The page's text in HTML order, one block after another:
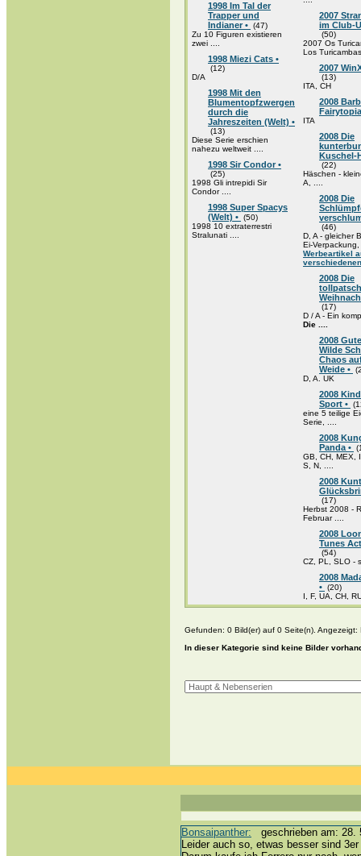
1998 Im Tal der
Trapper und
Indianer • (47)
Zu 10 Figuren existieren
zwei ....
1998 Miezi Cats •
(12)
D/A
1998 Mit den
Blumentopfzwergen
durch die
Jahreszeiten (Welt) •
(13)
Diese Serie erschien
nahezu weltweit ....
1998 Sir Condor •
(25)
1998 Gli intrepidi Sir
Condor ....
1998 Super Spacys
(Welt) • (50)
1998 10 extraterrestri
Stralunati ....
2007
im Club-
(50)
2007 Os
Los
2007
(13)
ITA, CH
2008
ITA
2008 Die
Kuschel-
(22)
Häschen -
A, ....
2008 Die
(46)
D, A - gleicher
Ei-
Werbeartikel
2008 Die
(17)
D / A - Ein
Die ....
2008
Wilde
Chaos
Weide •
D, A. UK
2008
Sport •
eine 5 teilige
Serie, ....
2008
Panda •
GB, CH, MEX,
S, N, ....
2008
(17)
Herbst 2008 -
Februar ....
2008
Tunes
(54)
CZ, PL, SLO -
2008
• (20)
I, F, UA, CH,
Gefunden: 0 Bild(er) auf 0 Seite(n). Angezeigt:
In dieser Kategorie sind keine Bilder
Bonsaipanther: geschrieben am: 28.
Leider auch so, etwas besser sind